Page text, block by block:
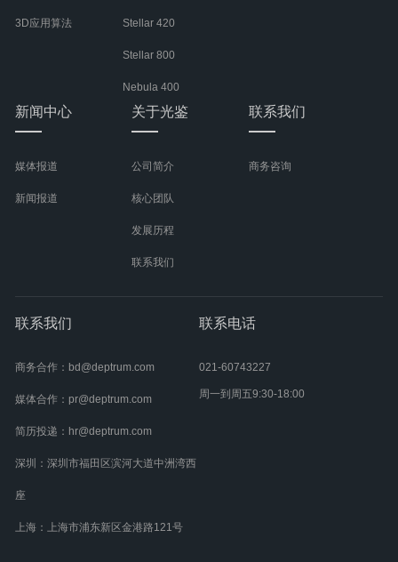
3D应用算法 Stellar 420
Stellar 800
Nebula 400
新闻中心
媒体报道
新闻报道
关于光鉴
公司简介
核心团队
发展历程
联系我们
联系我们
商务咨询
联系我们
商务合作：bd@deptrum.com
媒体合作：pr@deptrum.com
简历投递：hr@deptrum.com
深圳：深圳市福田区滨河大道中洲湾西
座
上海：上海市浦东新区金港路121号
联系电话
021-60743227
周一到周五9:30-18:00